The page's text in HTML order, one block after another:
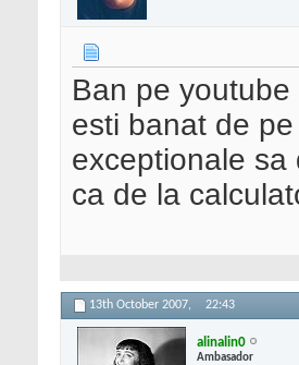
Ban pe
esti banat de
exceptionale sa
ca de la
13th October 2007, 22:43
alinalin0
Ambasador